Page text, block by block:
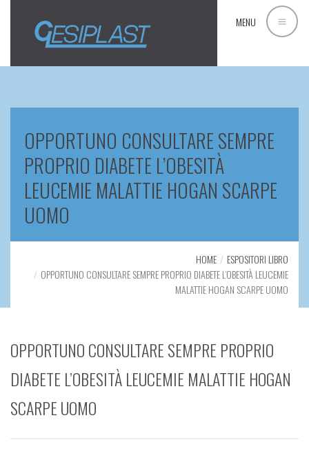
MENU
OPPORTUNO CONSULTARE SEMPRE
PROPRIO DIABETE L’OBESITÀ
LEUCEMIE MALATTIE HOGAN SCARPE
UOMO
HOME
ESPOSITORI LIBRO
OPPORTUNO CONSULTARE SEMPRE PROPRIO DIABETE L’OBESITÀ LEUCEMIE
MALATTIE HOGAN SCARPE UOMO
OPPORTUNO CONSULTARE SEMPRE PROPRIO
DIABETE L’OBESITÀ LEUCEMIE MALATTIE HOGAN
SCARPE UOMO